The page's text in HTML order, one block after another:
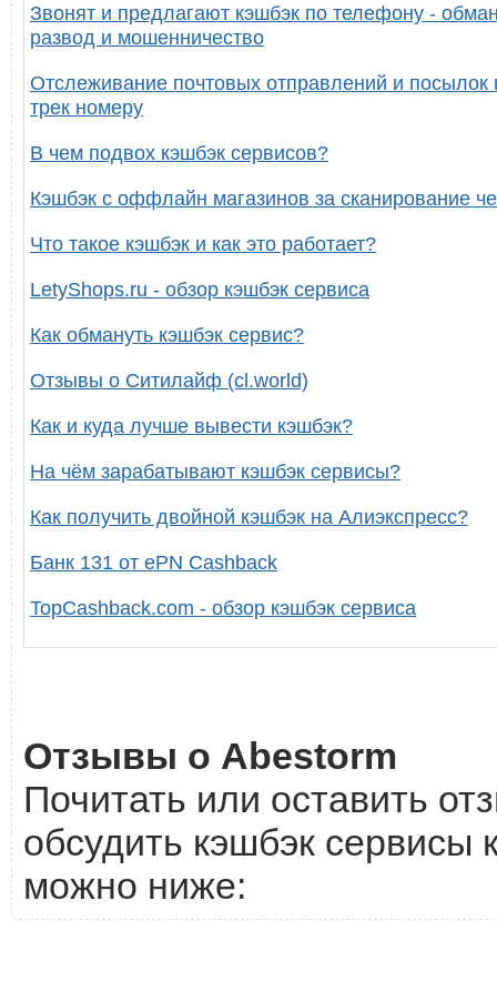
Звонят и предлагают кэшбэк по телефону -
развод и мошенничество
Отслеживание почтовых отправлений и посылок
трек номеру
В чем подвох кэшбэк сервисов?
Кэшбэк с оффлайн магазинов за сканирование
Что такое кэшбэк и как это работает?
LetyShops.ru - обзор кэшбэк сервиса
Как обмануть кэшбэк сервис?
Отзывы о Ситилайф (cl.world)
Как и куда лучше вывести кэшбэк?
На чём зарабатывают кэшбэк сервисы?
Как получить двойной кэшбэк на Алиэкспресс?
Банк 131 от ePN Cashback
TopCashback.com - обзор кэшбэк сервиса
Отзывы о Abestorm
Почитать или оставить
обсудить кэшбэк сервисы
можно ниже: